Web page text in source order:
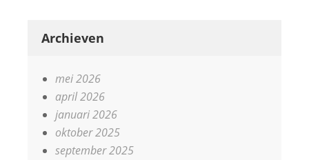
Archieven
mei 2026
april 2026
januari 2026
oktober 2025
september 2025